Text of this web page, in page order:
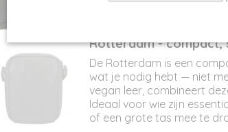
Rotterdam -
De Rotterdam is een
wat je nodig hebt — niet
vegan leer, combineert
Ideaal voor wie zijn
of een grote tas mee te